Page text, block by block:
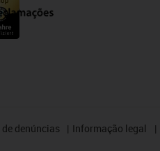
denúncias Informação legal